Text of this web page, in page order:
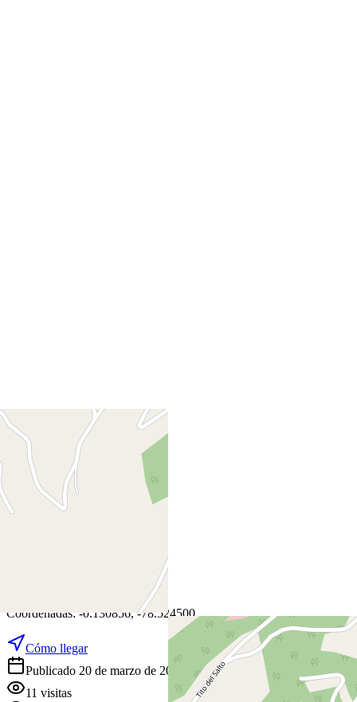
OpenStreetMap
Coordenadas: -0.130856, -78.524500
Cómo llegar
Publicado 20 de marzo de 2026
11 visitas